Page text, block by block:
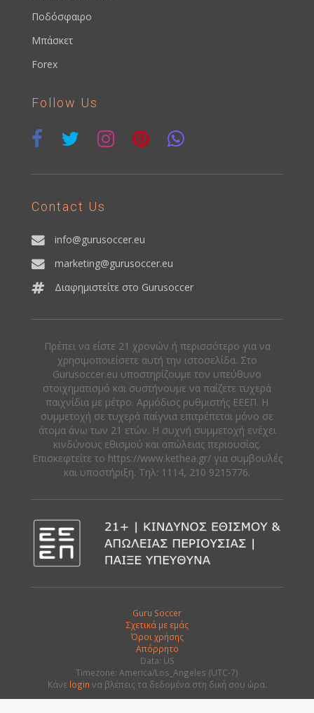
Ποδόσφαιρο
Μπάσκετ
Forex
Follow Us
Contact Us
info@gurusoccer.eu
marketing@gurusoccer.eu
Διαφημιστείτε στο Gurusoccer
Πρέπει να είστε 21 χρονών ή περισσότερο για να
χρησιμοποιείσετε αυτή την ιστοσελίδα. Στο
Gurusoccer.eu υποστηρίζουμε τον υπεύθυνο
στοιχηματισμό και συστήνουμε να παίζετε τυχερά
παιχνίδια με μέτρο. Αρμόδιος ρυθμιστής ΕΕΕΠ. Η
συμμετοχή σε τυχερά παίγνια επιτρέπεται μόνο σε
άτομα άνω των 21 ετών. Η συχνή συμμετοχή ενέχει
κινδύνους εθισμού και απώλειας περιουσίας.
Eπισκεφτείτε το https://www.kethea.gr/ για συμβουλές
και υποστήριξη. Tηλ: 1114, 210 9215776.
Guru Soccer
Σχετικά με εμάς
Όροι χρήσης
Απόρρητο
Data: US
Timezone: America/Los_Angeles (UTC-7)
Κάνε login να βλέπεις τα δεδομένα στη δική σου ώρα.